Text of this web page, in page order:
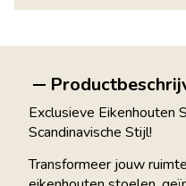
Exclusieve Eikenhouten
Scandinavische Stijl!
Transformeer jouw